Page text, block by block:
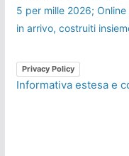
5 per mille 2026;
in arrivo, costruiti
Privacy Policy
Informativa estesa e